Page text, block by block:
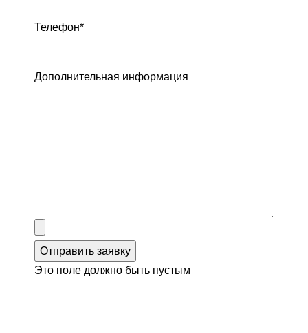
Телефон*
Дополнительная информация
Отправить заявку
Это поле должно быть пустым